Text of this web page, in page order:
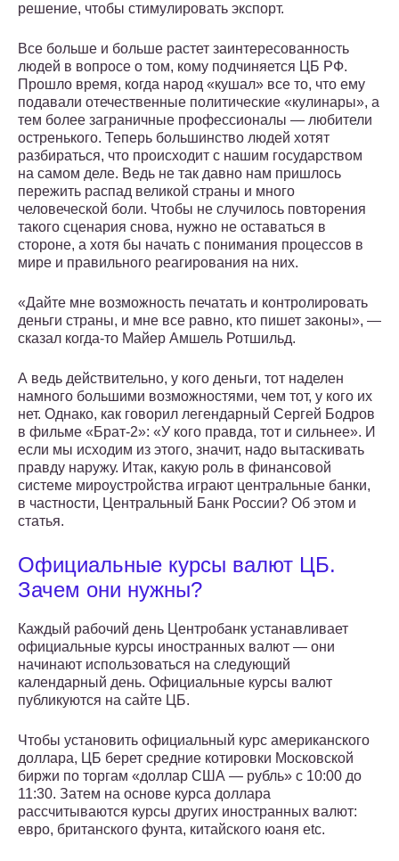
решение, чтобы стимулировать экспорт.
Все больше и больше растет заинтересованность
людей в вопросе о том, кому подчиняется ЦБ РФ.
Прошло время, когда народ «кушал» все то, что ему
подавали отечественные политические «кулинары», а
тем более заграничные профессионалы — любители
остренького. Теперь большинство людей хотят
разбираться, что происходит с нашим государством
на самом деле. Ведь не так давно нам пришлось
пережить распад великой страны и много
человеческой боли. Чтобы не случилось повторения
такого сценария снова, нужно не оставаться в
стороне, а хотя бы начать с понимания процессов в
мире и правильного реагирования на них.
«Дайте мне возможность печатать и контролировать
деньги страны, и мне все равно, кто пишет законы», —
сказал когда-то Майер Амшель Ротшильд.
А ведь действительно, у кого деньги, тот наделен
намного большими возможностями, чем тот, у кого их
нет. Однако, как говорил легендарный Сергей Бодров
в фильме «Брат-2»: «У кого правда, тот и сильнее». И
если мы исходим из этого, значит, надо вытаскивать
правду наружу. Итак, какую роль в финансовой
системе мироустройства играют центральные банки,
в частности, Центральный Банк России? Об этом и
статья.
Официальные курсы валют ЦБ.
Зачем они нужны?
Каждый рабочий день Центробанк устанавливает
официальные курсы иностранных валют — они
начинают использоваться на следующий
календарный день. Официальные курсы валют
публикуются на сайте ЦБ.
Чтобы установить официальный курс американского
доллара, ЦБ берет средние котировки Московской
биржи по торгам «доллар США — рубль» с 10:00 до
11:30. Затем на основе курса доллара
рассчитываются курсы других иностранных валют:
евро, британского фунта, китайского юаня etc.